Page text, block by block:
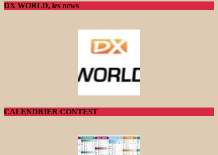
DX WORLD, les news
CALENDRIER CONTEST